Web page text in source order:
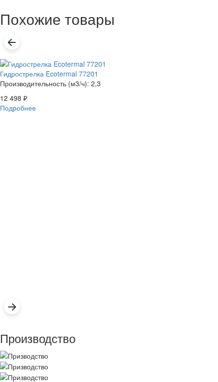
Похожие товары
Гидрострелка Ecotermal 77201
Производительность (м3/ч): 2,3
12 498 ₽
Подробнее
Производство